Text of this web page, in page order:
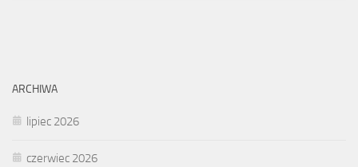
ARCHIWA
lipiec 2026
czerwiec 2026